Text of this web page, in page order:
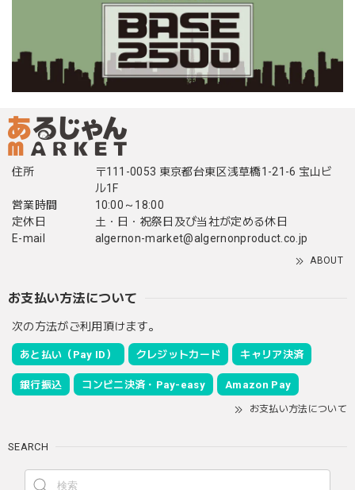
住所
〒111-0053 東京都台東区浅草橋1-21-6 宝山ビ
ル1F
営業時間
10:00～18:00
定休日
土・日・祝祭日及び当社が定める休日
E-mail
algernon-market@algernonproduct.co.jp
ABOUT
お支払い方法について
次の方法がご利用頂けます。
あと払い（Pay ID） クレジットカード キャリア決済
銀行振込 コンビニ決済・Pay-easy Amazon Pay
お支払い方法について
SEARCH